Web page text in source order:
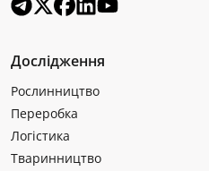
Дослідження
Рослинництво
Переробка
Логістика
Тваринництво